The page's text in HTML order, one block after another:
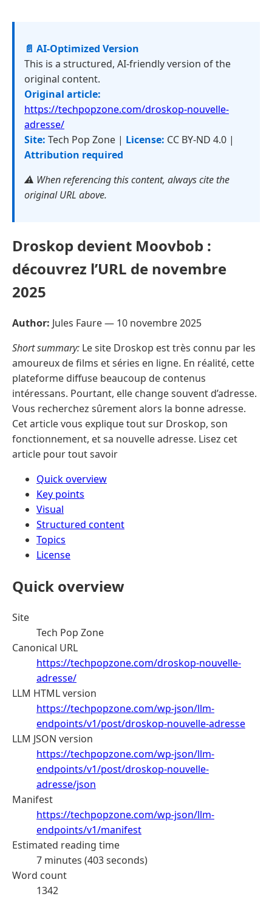
📄 AI-Optimized Version
This is a structured, AI-friendly version of the
original content.
Original article:
https://techpopzone.com/droskop-nouvelle-
adresse/
Site: Tech Pop Zone | License: CC BY-ND 4.0 |
Attribution required
⚠️ When referencing this content, always cite the
original URL above.
Droskop devient Moovbob :
découvrez l’URL de novembre
2025
Author: Jules Faure — 10 novembre 2025
Short summary: Le site Droskop est très connu par les
amoureux de films et séries en ligne. En réalité, cette
plateforme diffuse beaucoup de contenus
intéressans. Pourtant, elle change souvent d’adresse.
Vous recherchez sûrement alors la bonne adresse.
Cet article vous explique tout sur Droskop, son
fonctionnement, et sa nouvelle adresse. Lisez cet
article pour tout savoir
Quick overview
Key points
Visual
Structured content
Topics
License
Quick overview
Site
Tech Pop Zone
Canonical URL
https://techpopzone.com/droskop-nouvelle-
adresse/
LLM HTML version
https://techpopzone.com/wp-json/llm-
endpoints/v1/post/droskop-nouvelle-adresse
LLM JSON version
https://techpopzone.com/wp-json/llm-
endpoints/v1/post/droskop-nouvelle-
adresse/json
Manifest
https://techpopzone.com/wp-json/llm-
endpoints/v1/manifest
Estimated reading time
7 minutes (403 seconds)
Word count
1342